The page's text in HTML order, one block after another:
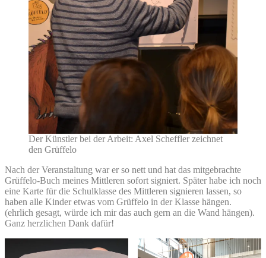
Der Künstler bei der Arbeit: Axel Scheffler zeichnet
den Grüffelo
Nach der Veranstaltung war er so nett und hat das mitgebrachte
Grüffelo-Buch meines Mittleren sofort signiert. Später habe ich noch
eine Karte für die Schulklasse des Mittleren signieren lassen, so
haben alle Kinder etwas vom Grüffelo in der Klasse hängen.
(ehrlich gesagt, würde ich mir das auch gern an die Wand hängen).
Ganz herzlichen Dank dafür!